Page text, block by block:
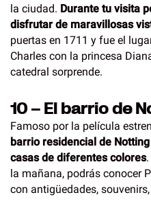
la ciudad. Durante tu visita
disfrutar de maravillosas
puertas en 1711 y fue el
Charles con la princesa
catedral sorprende.
10 – El barrio de
Famoso por la película
barrio residencial de
casas de diferentes colores
la mañana, podrás conocer
con antigüedades,